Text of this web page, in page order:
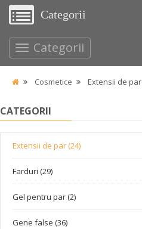
Categorii
Categorii
Cosmetice Extensii de par
CATEGORII
Extensii de par (24)
Farduri (29)
Gel pentru par (2)
Gene false (36)